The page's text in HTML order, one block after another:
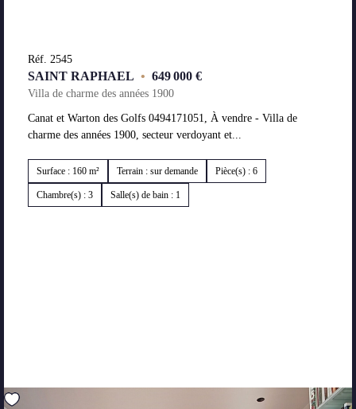
Réf. 2545
SAINT RAPHAEL • 649 000 €
Villa de charme des années 1900
Canat et Warton des Golfs 0494171051, À vendre - Villa de
charme des années 1900, secteur verdoyant et...
Surface : 160 m² Terrain : sur demande Pièce(s) : 6
Chambre(s) : 3 Salle(s) de bain : 1